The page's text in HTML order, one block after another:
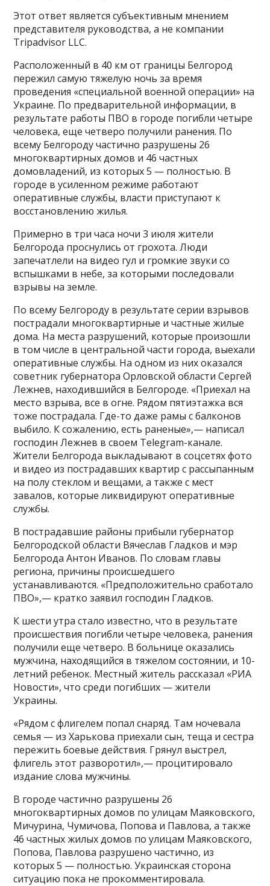
Этот ответ является субъективным мнением
представителя руководства, а не компании
Tripadvisor LLC.
Расположенный в 40 км от границы Белгород
пережил самую тяжелую ночь за время
проведения «специальной военной операции» на
Украине. По предварительной информации, в
результате работы ПВО в городе погибли четыре
человека, еще четверо получили ранения. По
всему Белгороду частично разрушены 26
многоквартирных домов и 46 частных
домовладений, из которых 5 — полностью. В
городе в усиленном режиме работают
оперативные службы, власти приступают к
восстановлению жилья.
Примерно в три часа ночи 3 июля жители
Белгорода проснулись от грохота. Люди
запечатлели на видео гул и громкие звуки со
вспышками в небе, за которыми последовали
взрывы на земле.
По всему Белгороду в результате серии взрывов
пострадали многоквартирные и частные жилые
дома. На места разрушений, которые произошли
в том числе в центральной части города, выехали
оперативные службы. На одном из них оказался
советник губернатора Орловской области Сергей
Лежнев, находившийся в Белгороде. «Приехал на
место взрыва, все в огне. Рядом пятиэтажка вся
тоже пострадала. Где-то даже рамы с балконов
выбило. К сожалению, есть раненые»,— написал
господин Лежнев в своем Telegram-канале.
Жители Белгорода выкладывают в соцсетях фото
и видео из пострадавших квартир с рассыпанным
на полу стеклом и вещами, а также с мест
завалов, которые ликвидируют оперативные
службы.
В пострадавшие районы прибыли губернатор
Белгородской области Вячеслав Гладков и мэр
Белгорода Антон Иванов. По словам главы
региона, причины происшедшего
устанавливаются. «Предположительно сработало
ПВО»,— кратко заявил господин Гладков.
К шести утра стало известно, что в результате
происшествия погибли четыре человека, ранения
получили еще четверо. В больнице оказались
мужчина, находящийся в тяжелом состоянии, и 10-
летний ребенок. Местный житель рассказал «РИА
Новости», что среди погибших — жители
Украины.
«Рядом с флигелем попал снаряд. Там ночевала
семья — из Харькова приехали сын, теща и сестра
пережить боевые действия. Грянул выстрел,
флигель этот разворотил»,— процитировало
издание слова мужчины.
В городе частично разрушены 26
многоквартирных домов по улицам Маяковского,
Мичурина, Чумичова, Попова и Павлова, а также
46 частных жилых домов по улицам Маяковского,
Попова, Павлова разрушено частично, из
которых 5 — полностью. Украинская сторона
ситуацию пока не прокомментировала.